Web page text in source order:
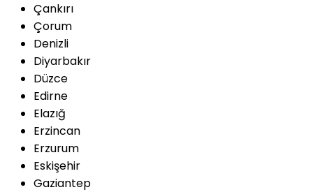
Çankırı
Çorum
Denizli
Diyarbakır
Düzce
Edirne
Elazığ
Erzincan
Erzurum
Eskişehir
Gaziantep